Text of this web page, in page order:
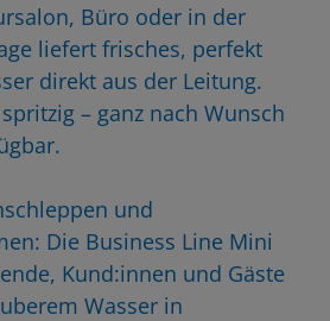
Büro oder in der
liefert frisches, perfekt
direkt aus der Leitung.
– ganz nach Wunsch
und
Die Business Line Mini
Kund:innen und Gäste
Wasser in